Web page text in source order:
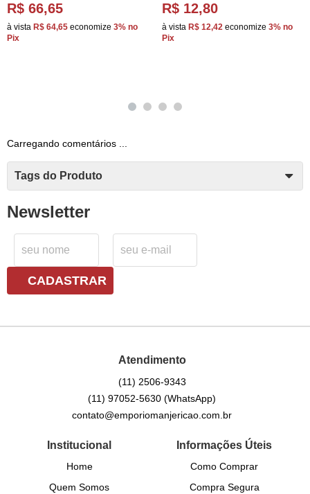
R$ 66,65
à vista R$ 64,65 economize 3% no
Pix
R$ 12,80
à vista R$ 12,42 economize 3% no
Pix
Carregando comentários ...
Tags do Produto
Newsletter
CADASTRAR
Atendimento
(11) 2506-9343
(11) 97052-5630(WhatsApp)
contato@emporiomanjericao.com.br
Institucional
Home
Quem Somos
Informações Úteis
Como Comprar
Compra Segura